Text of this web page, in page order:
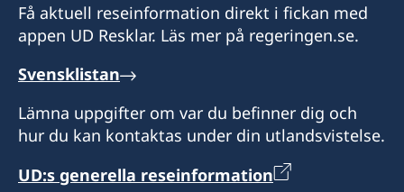
Få aktuell reseinformation direkt i fickan med
appen UD Resklar. Läs mer på regeringen.se.
Svensklistan
Lämna uppgifter om var du befinner dig och
hur du kan kontaktas under din utlandsvistelse.
UD:s generella reseinformation